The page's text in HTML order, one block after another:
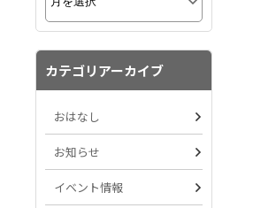
カテゴリアーカイブ
おはなし
お知らせ
イベント情報